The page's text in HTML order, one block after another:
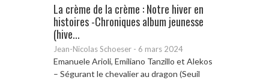
La crème de la crème : Notre hiver en
histoires -Chroniques album jeunesse
(hive...
Jean-Nicolas Schoeser - 6 mars 2024
Emanuele Arioli, Emiliano Tanzillo et Alekos
– Ségurant le chevalier au dragon (Seuil